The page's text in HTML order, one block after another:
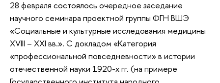
28 февраля состоялось очередное заседание
научного семинара проектной группы ФГН ВШЭ
«Социальные и культурные исследования медицины
XVIII – XXI вв.». С докладом «Категория
«профессиональной повседневности» в истории
отечественной науки 1920-х гг. (на примере